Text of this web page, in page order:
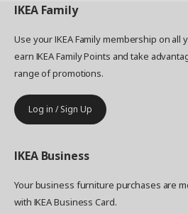
IKEA Family
Use your IKEA Family membership on all
earn IKEA Family Points and take
range of promotions.
Log in / Sign Up
IKEA Business
Your business furniture purchases are
with IKEA Business Card.